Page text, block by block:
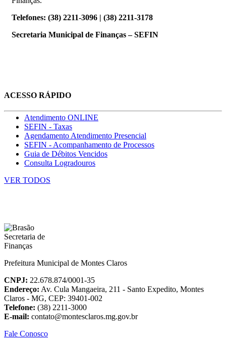
Telefones: (38) 2211-3096 | (38) 2211-3178
Secretaria Municipal de Finanças – SEFIN
ACESSO RÁPIDO
Atendimento ONLINE
SEFIN - Taxas
Agendamento Atendimento Presencial
SEFIN - Acompanhamento de Processos
Guia de Débitos Vencidos
Consulta Logradouros
VER TODOS
Prefeitura Municipal de Montes Claros
CNPJ: 22.678.874/0001-35
Endereço: Av. Cula Mangaeira, 211 - Santo Expedito, Montes
Claros - MG, CEP: 39401-002
Telefone: (38) 2211-3000
E-mail: contato@montesclaros.mg.gov.br
Fale Conosco